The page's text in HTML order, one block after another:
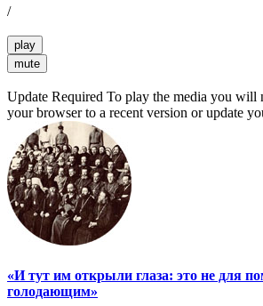
/
play
mute
Update Required To play the media you will
your browser to a recent version or update
«И тут им открыли глаза: это не для
голодающим»